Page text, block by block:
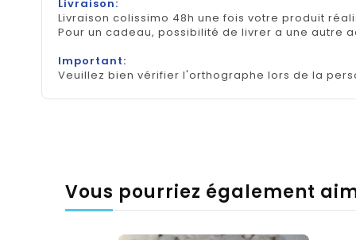
Livraison:
Livraison colissimo 48h une fois votre produit
Pour un cadeau, possibilité de livrer a une autre
Important:
Veuillez bien vérifier l'orthographe lors de la
Vous pourriez également